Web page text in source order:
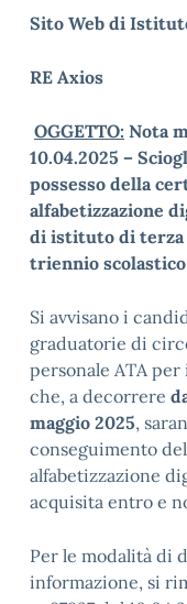
Sito Web di
RE Axios
OGGETTO: Nota
10.04.2025 –
possesso della
alfabetizzazione
di istituto di terza
triennio
Si avvisano i
graduatorie di
personale ATA
che, a decorrere
maggio 2025,
conseguimento
alfabetizzazione
acquisita entro e
Per le modalità di
informazione, si